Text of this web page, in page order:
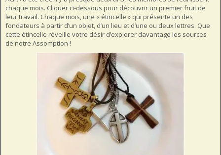
chaque mois. Cliquer ci-dessous pour découvrir un premier fruit de
leur travail. Chaque mois, une « étincelle » qui présente un des
fondateurs à partir d’un objet, d’un lieu et d’une ou deux lettres. Que
cette étincelle réveille votre désir d’explorer davantage les sources
de notre Assomption !